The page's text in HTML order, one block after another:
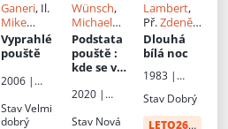
Ganeri, Il.
Mike
Phillips
Vyprahlé
pouště
2006 |
StavVelmi
dobrý
Wünsch,
Michael
Martin, Př.
Marie
Voslářová
Podstata
pouště:
kde se v
bere
proč duny
2020 |
Stav Nová
Lambert,
Př.Zdeněk
Hron
Dlouhá
bílá noc
1983 |
vojsko
Stav Dobrý
LETO26od: